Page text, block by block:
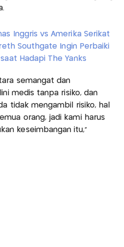
Inggris vs Amerika Serikat
Southgate Ingin Perbaiki
Hadapi The Yanks
semangat dan
medis tanpa risiko, dan
tidak mengambil risiko, hal
orang, jadi kami harus
keseimbangan itu,”